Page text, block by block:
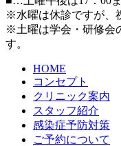
※水曜は休診ですが、
※土曜は学会・研修会
す。
HOME
コンセプト
クリニック案内
スタッフ紹介
感染症予防対策
ご予約について